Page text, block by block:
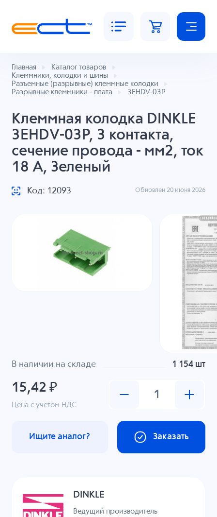
Главная
Каталог товаров
Клеммники, колодки и шины
Разъемные (разрывные) клеммные колодки
Разрывные клеммники - плата
3EHDV-03P
Клеммная колодка DINKLE
3EHDV-03P, 3 контакта,
сечение провода - мм2, ток
18 A, Зеленый
Код: 12093 Обновлен 20 июня 2026
В наличии на складе 1 154 шт
15,42 ₽
Цена с учетом НДС
Заказать
Ищите аналог?
DINKLE
Ведущий производитель